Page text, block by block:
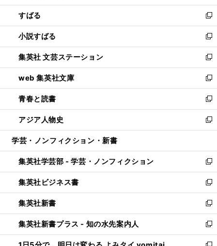
開
く
ウ
で
開
く
ン
ド
ウ
で
開
く
すばる
新
し
い
ウ
ィ
ン
ド
ウ
で
開
く
小説すばる
新
し
い
ウ
ィ
ン
ド
ウ
で
開
集英社 文芸ステーション
新
し
い
ウ
ィ
ン
ド
ウ
開
く
web 集英社文庫
新
し
い
ウ
ィ
ン
ウ
で
開
く
青春と読書
新
し
い
ウ
ン
ド
ウ
で
開
く
アジア人物史
新
し
ウ
ィ
ン
ド
ウ
で
開
く
学芸・ノンフィクション・新書
集英社学芸部 - 学芸・ノンフィクション
新
し
い
ウ
ィ
ン
ド
ウ
集英社ビジネス書
新
し
い
ウ
ィ
ン
集英社新書
新
し
い
ウ
集英社新書プラス - 知の水先案内人
新
し